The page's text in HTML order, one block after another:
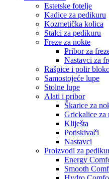
Estetske fotelje
Kadice za pedikuru
Kozmetička kolica
Stalci za pedikuru
Freze za nokte
Pribor za
Nastavci za
Rašpice i polir
Samostojeće lupe
Stolne lupe
Alati i pribor
Škarice za
Grickalice za
Kliješta
Potiskivači
Nastavci
Proizvodi za
Energy
Smooth